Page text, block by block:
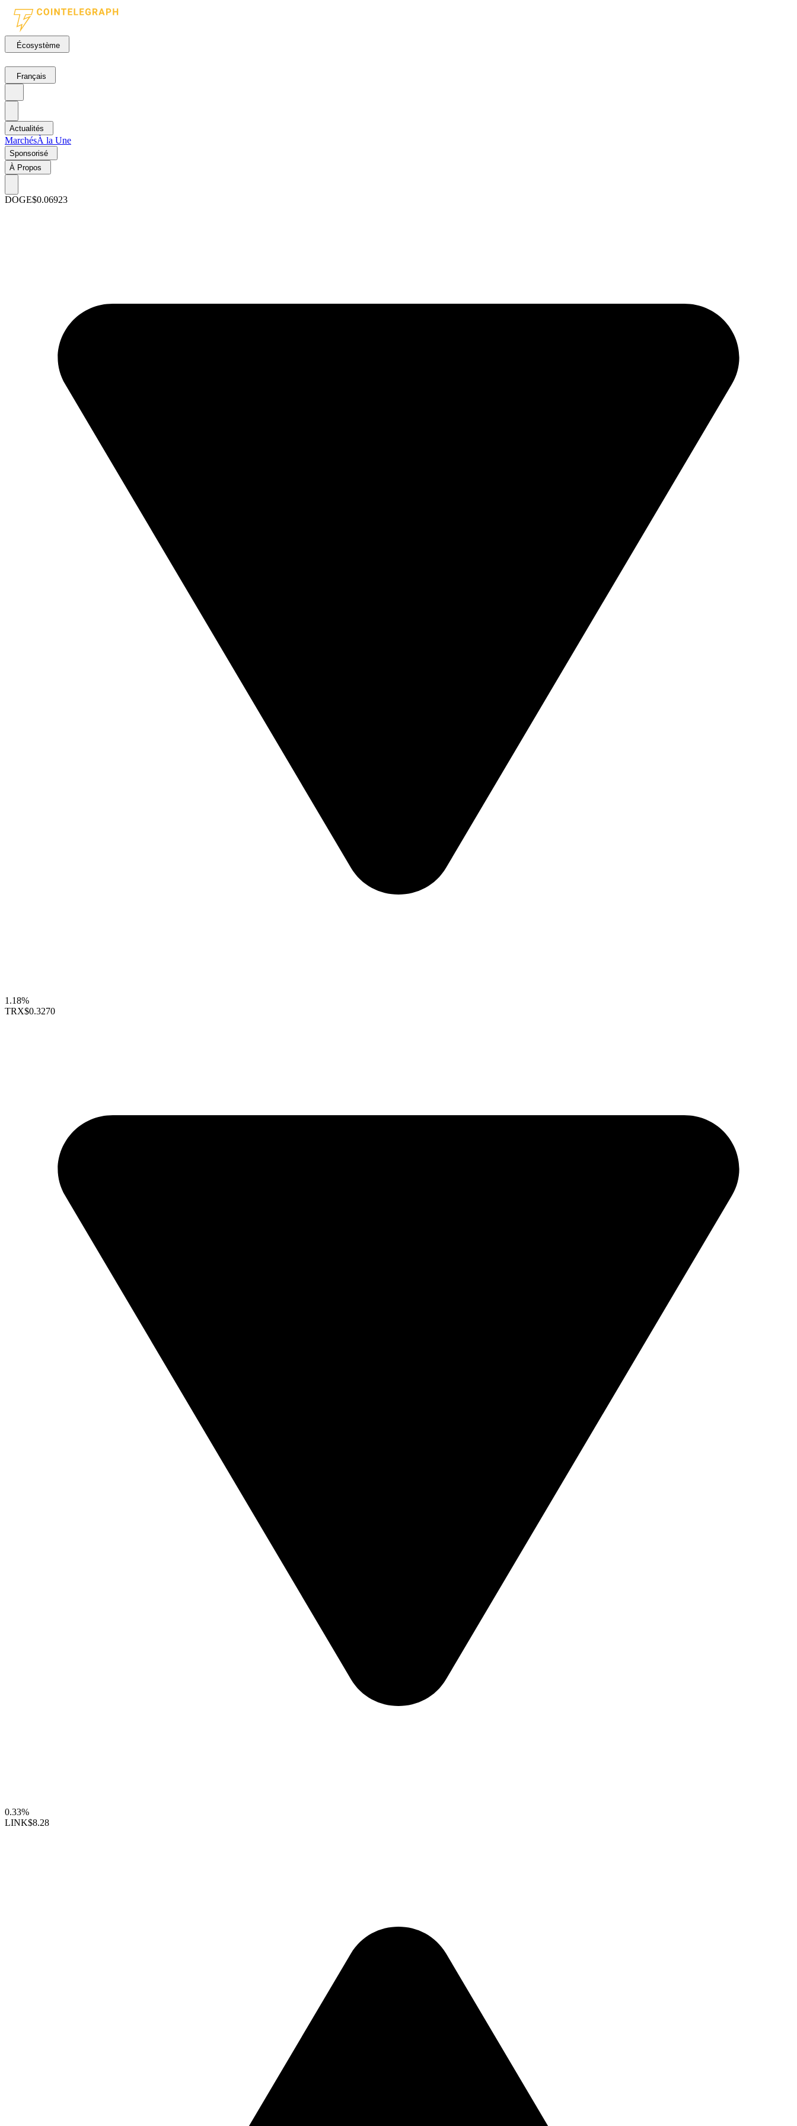
Écosystème
Français
Actualités
MarchésÀ la Une
Sponsorisé
À Propos
DOGE$0.06923
1.18%
TRX$0.3270
0.33%
LINK$8.28